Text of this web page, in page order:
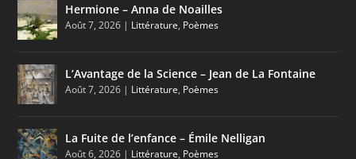
Hermione – Anna de Noailles
Août 7, 2026 | Littérature, Poèmes
L’Avantage de la Science – Jean de La Fontaine
Août 7, 2026 | Littérature, Poèmes
La Fuite de l’enfance – Émile Nelligan
Août 6, 2026 | Littérature, Poèmes